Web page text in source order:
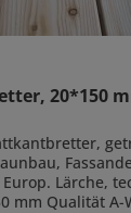
20*150
Lärche,
mm Qualität A-